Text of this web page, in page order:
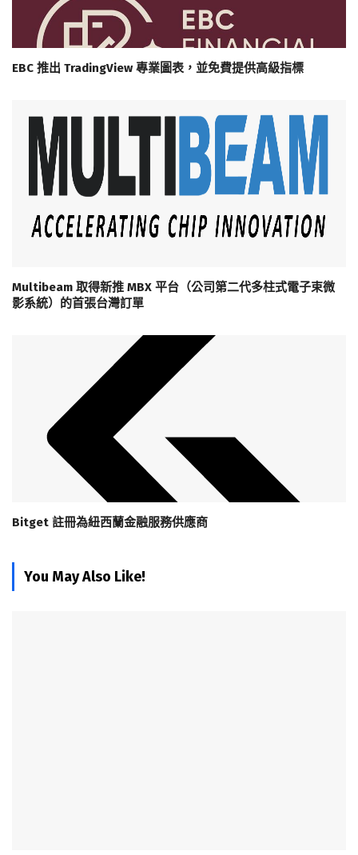
EBC 推出 TradingView 專業圖表，並免費提供高級指標
Multibeam 取得新推 MBX 平台（公司第二代多柱式電子束微
影系統）的首張台灣訂單
Bitget 註冊為紐西蘭金融服務供應商
You May Also Like!